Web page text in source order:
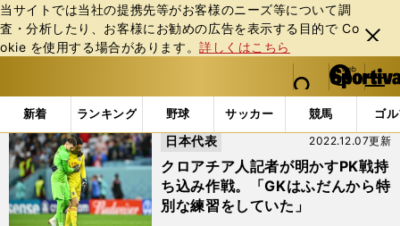
当サイトでは当社の提携先等がお客様のニーズ等について調
査・分析したり、お客様にお勧めの広告を表⽰する⽬的で Co
okie を使⽤する場合があります。詳しくはこちら
閉じ
る
web Sportiva (webスポルティーバ)
検索
マイペ
ー
ジ
メニュ
新着 ランキング 野球 サッカー 競馬 ゴ
b
ス
ポ
ル
テ
ィ
ー
「#ドミニク・リバコビッチ」の最新ニュース・ 情報
クロアチア人記者が明かすPK戦持
ち込み作戦。「GKはふだんから特
別な練習をしていた」
2022.12.07更新
日本代表